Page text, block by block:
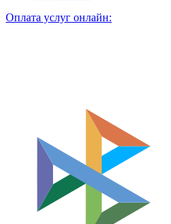
Оплата услуг онлайн: